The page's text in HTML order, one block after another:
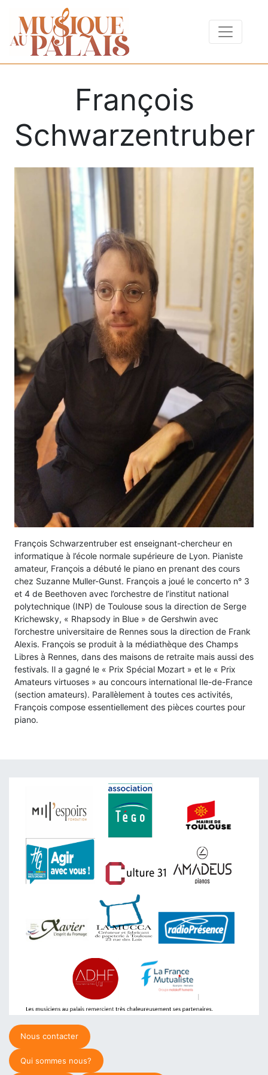
François
Schwarzentruber
François Schwarzentruber est enseignant-chercheur en
informatique à l’école normale supérieure de Lyon. Pianiste
amateur, François a débuté le piano en prenant des cours
chez Suzanne Muller-Gunst. François a joué le concerto n° 3
et 4 de Beethoven avec l’orchestre de l’institut national
polytechnique (INP) de Toulouse sous la direction de Serge
Krichewsky, « Rhapsody in Blue » de Gershwin avec
l’orchestre universitaire de Rennes sous la direction de Frank
Alexis. François se produit à la médiathèque des Champs
Libres à Rennes, dans des maisons de retraite mais aussi des
festivals. Il a gagné le « Prix Spécial Mozart » et le « Prix
Amateurs virtuoses » au concours international Ile-de-France
(section amateurs). Parallèlement à toutes ces activités,
François compose essentiellement des pièces courtes pour
piano.
Nous contacter
Qui sommes nous?